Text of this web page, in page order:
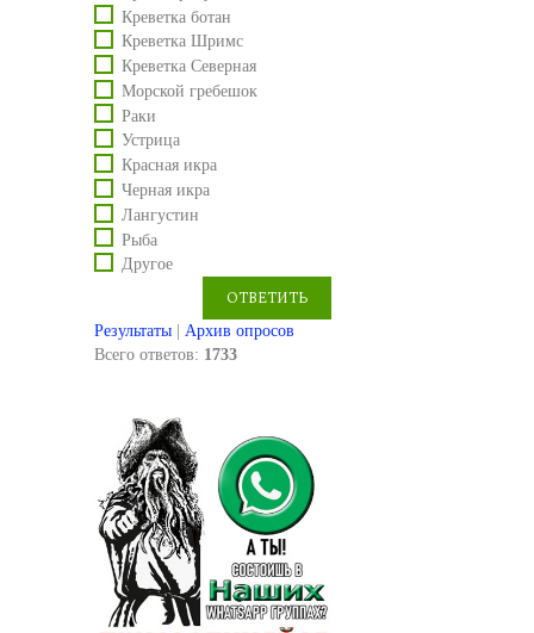
Креветка ботан
Креветка Шримс
Креветка Северная
Морской гребешок
Раки
Устрица
Красная икра
Черная икра
Лангустин
Рыба
Другое
Результаты
Архив опросов
Всего ответов: 1733